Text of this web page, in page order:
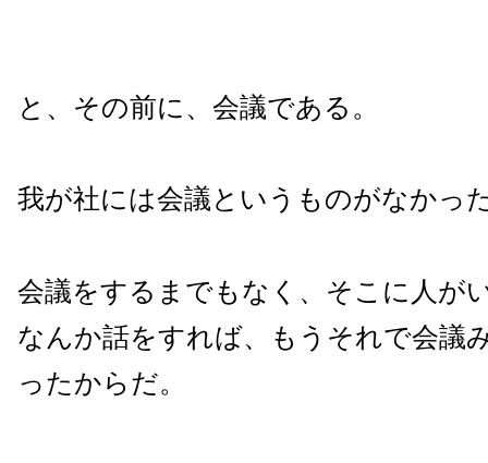
と、その前に、会議である。
我が社には会議というものがなかっ
会議をするまでもなく、そこに人が
なんか話をすれば、もうそれで会議
ったからだ。